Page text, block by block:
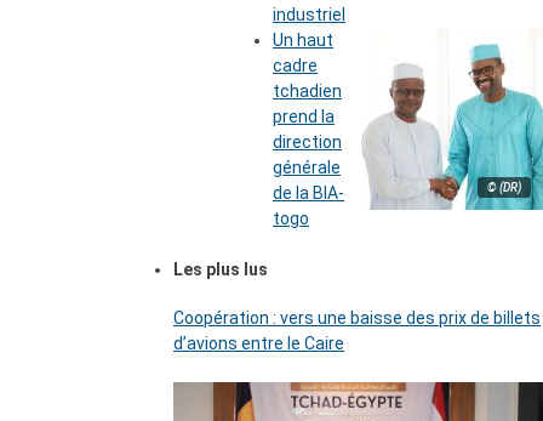
industriel
© (DR)
Un haut
cadre
tchadien
prend la
direction
générale
de la BIA-
togo
Les plus lus
Coopération : vers une baisse des prix de billets
d’avions entre le Caire